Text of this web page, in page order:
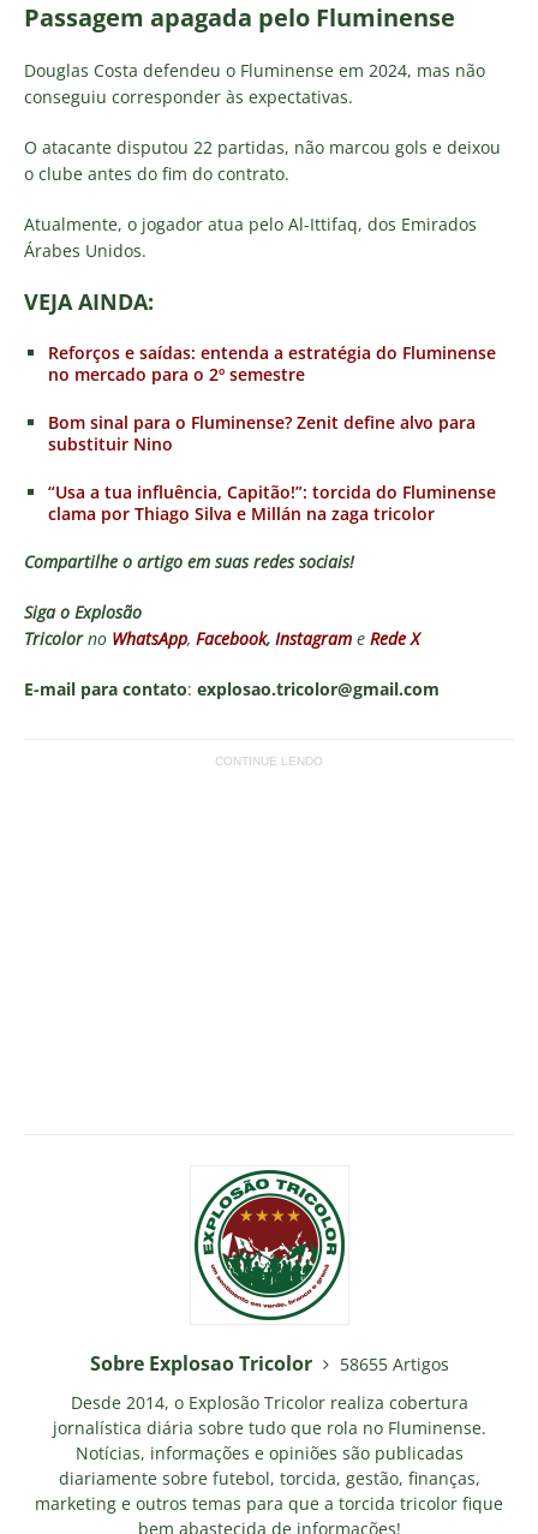
Passagem apagada pelo Fluminense
Douglas Costa defendeu o Fluminense em 2024, mas não
conseguiu corresponder às expectativas.
O atacante disputou 22 partidas, não marcou gols e deixou
o clube antes do fim do contrato.
Atualmente, o jogador atua pelo Al-Ittifaq, dos Emirados
Árabes Unidos.
VEJA AINDA:
Reforços e saídas: entenda a estratégia do Fluminense
no mercado para o 2º semestre
Bom sinal para o Fluminense? Zenit define alvo para
substituir Nino
“Usa a tua influência, Capitão!”: torcida do Fluminense
clama por Thiago Silva e Millán na zaga tricolor
Compartilhe o artigo em suas redes sociais!
Siga o Explosão
Tricolorno WhatsApp, Facebook, Instagram e Rede X
E-mail para contato: explosao.tricolor@gmail.com
CONTINUE LENDO
Sobre Explosao Tricolor
58655 Artigos
Desde 2014, o Explosão Tricolor realiza cobertura
jornalística diária sobre tudo que rola no Fluminense.
Notícias, informações e opiniões são publicadas
diariamente sobre futebol, torcida, gestão, finanças,
marketing e outros temas para que a torcida tricolor fique
bem abastecida de informações!